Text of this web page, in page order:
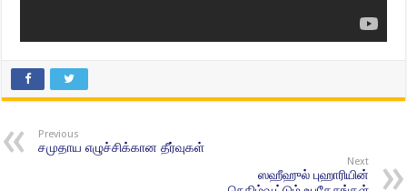
Previous
சமுதாய எழுச்சிக்கான தீர்வுகள்
Next
ஸஹீஹுல் புஹாரியின்